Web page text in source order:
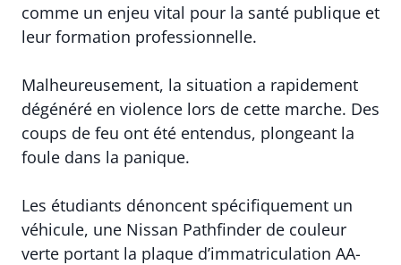
comme un enjeu vital pour la santé publique et
leur formation professionnelle.
Malheureusement, la situation a rapidement
dégénéré en violence lors de cette marche. Des
coups de feu ont été entendus, plongeant la
foule dans la panique.
Les étudiants dénoncent spécifiquement un
véhicule, une Nissan Pathfinder de couleur
verte portant la plaque d’immatriculation AA-